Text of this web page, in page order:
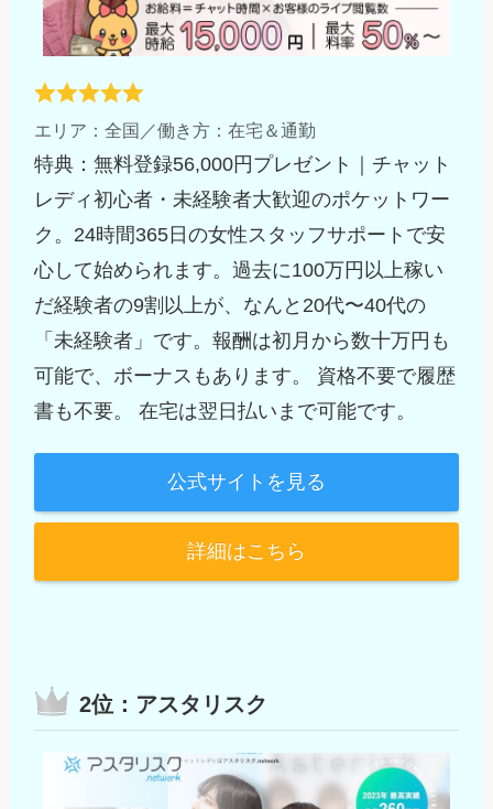
エリア：全国／働き方：在宅＆通勤
特典：無料登録56,000円プレゼント｜チャット
レディ初心者・未経験者大歓迎のポケットワー
ク。24時間365日の女性スタッフサポートで安
心して始められます。過去に100万円以上稼い
だ経験者の9割以上が、なんと20代〜40代の
「未経験者」です。報酬は初月から数十万円も
可能で、ボーナスもあります。 資格不要で履歴
書も不要。 在宅は翌日払いまで可能です。
公式サイトを見る
詳細はこちら
2位：アスタリスク